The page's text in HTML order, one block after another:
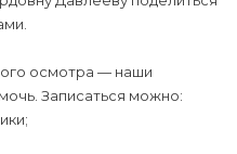
осмотра — наши
Записаться можно: